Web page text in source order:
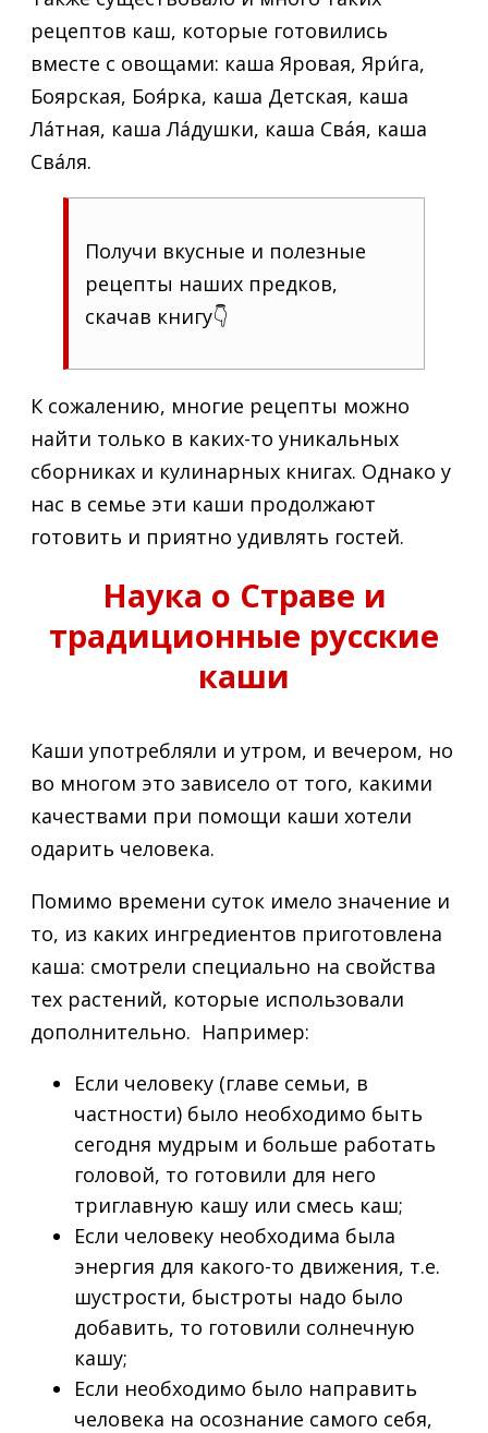
рецептов каш, которые готовились
вместе с овощами: каша Яровая, Яри́га,
Боярская, Боя́рка, каша Детская, каша
Лáтная, каша Лáдушки, каша Свáя, каша
Свáля.
Получи вкусные и полезные
рецепты наших предков,
скачав книгу👇
К сожалению, многие рецепты можно
найти только в каких-то уникальных
сборниках и кулинарных книгах. Однако у
нас в семье эти каши продолжают
готовить и приятно удивлять гостей.
Наука о Страве и
традиционные русские
каши
Каши употребляли и утром, и вечером, но
во многом это зависело от того, какими
качествами при помощи каши хотели
одарить человека.
Помимо времени суток имело значение и
то, из каких ингредиентов приготовлена
каша: смотрели специально на свойства
тех растений, которые использовали
дополнительно. Например:
Если человеку (главе семьи, в
частности) было необходимо быть
сегодня мудрым и больше работать
головой, то готовили для него
триглавную кашу или смесь каш;
Если человеку необходима была
энергия для какого-то движения, т.е.
шустрости, быстроты надо было
добавить, то готовили солнечную
кашу;
Если необходимо было направить
человека на осознание самого себя,